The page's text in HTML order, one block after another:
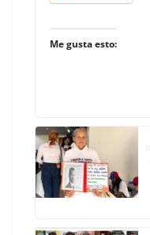
Me gusta esto: